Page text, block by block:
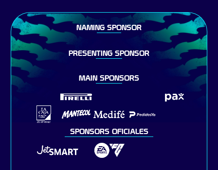
NAMING SPONSOR
PRESENTING SPONSOR
MAIN SPONSORS
SPONSORS OFICIALES